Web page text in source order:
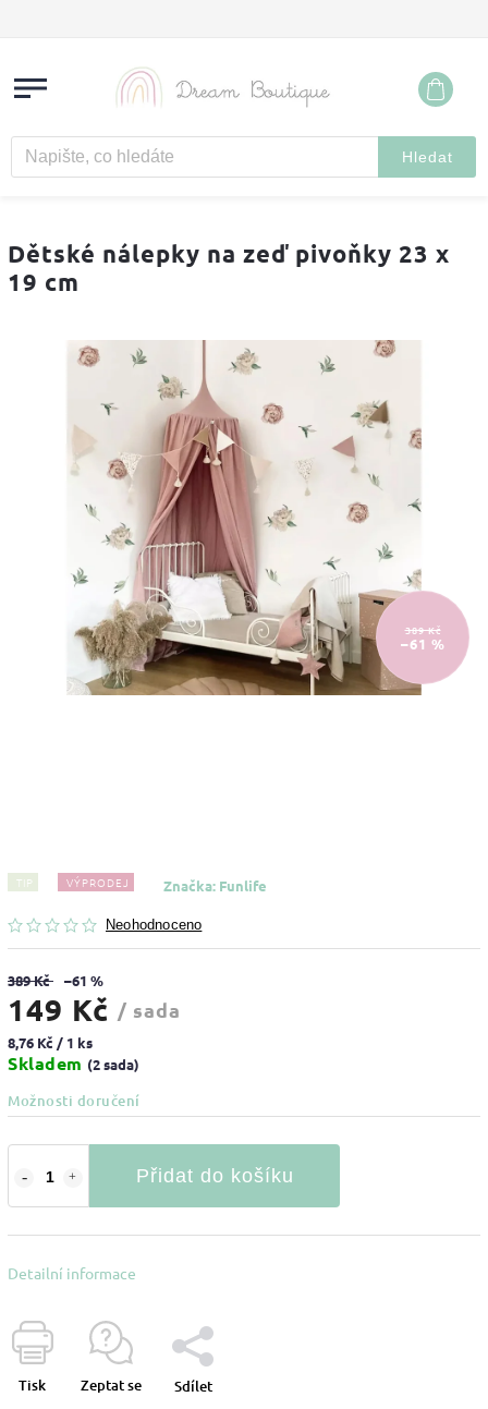
Hledat
Dětské nálepky na zeď pivoňky 23 x
19 cm
389 Kč
–61 %
TIP VÝPRODEJ
Neohodnoceno
Značka: Funlife
389 Kč –61 %
149 Kč / sada
8,76 Kč / 1 ks
Skladem (2 sada)
Možnosti doručení
Přidat do košíku
Detailní informace
Tisk Zeptat se Sdílet